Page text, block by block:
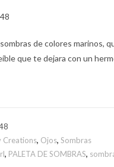
de colores marinos,
que te dejara con un
Creations, Ojos,Sombras
, PALETA DE SOMBRAS,